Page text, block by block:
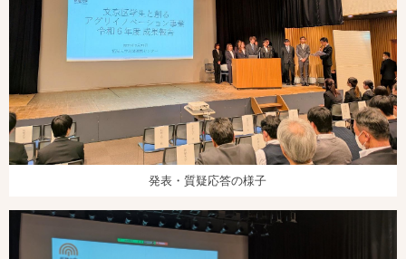
発表・質疑応答の様子